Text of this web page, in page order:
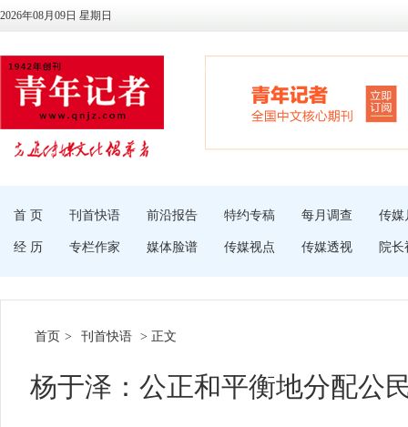
2026年08月09日 星期日
首 页 刊首快语 前沿报告 特约专稿 每月调查 传媒
经 历 专栏作家 媒体脸谱 传媒视点 传媒透视 院长
首页 > 刊首快语 > 正文
杨于泽：公正和平衡地分配公